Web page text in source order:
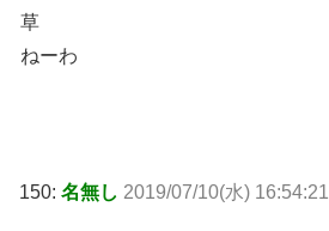
草
ねーわ
150: 名無し 2019/07/10(水)